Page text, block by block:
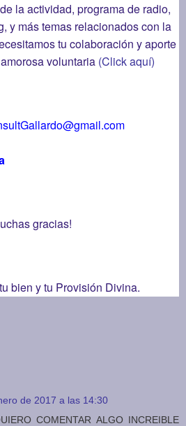
la actividad, programa de radio,
y más temas relacionados con la
tu colaboración y aporte
voluntaria (Click aquí)
gracias!
bien y tu Provisión Divina.
de 2017 a las 14:30
COMENTAR ALGO INCREIBLE